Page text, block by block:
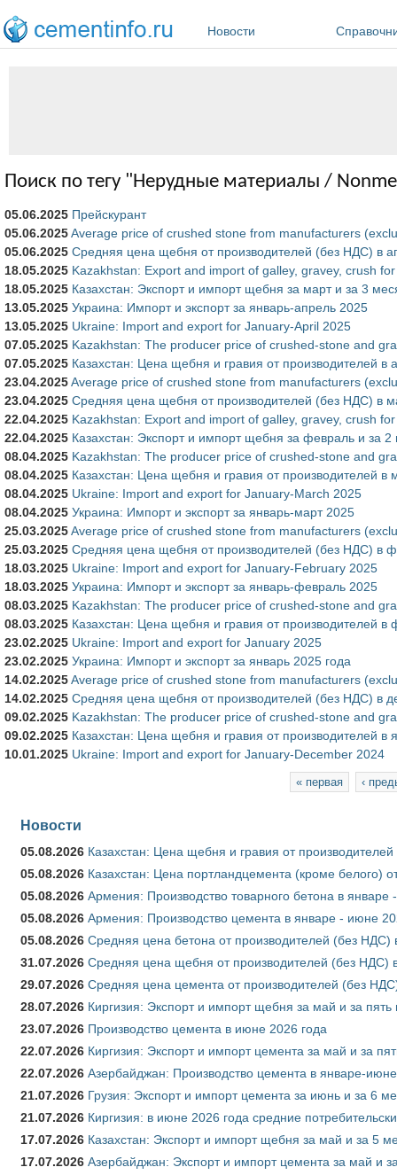
Новости
Поиск по тегу "Нерудные материалы /
05.06.2025 Прейскурант
05.06.2025Average price of crushed stone from manufacturers
05.06.2025 Средняя цена щебня от производителей (без НДС) в
18.05.2025 Kazakhstan: Export and import of galley, gravey, crush
18.05.2025 Казахстан: Экспорт и импорт щебня за март и за 3
13.05.2025 Украина: Импорт и экспорт за январь-апрель 2025
13.05.2025 Ukraine: Import and export for January-April 2025
07.05.2025 Kazakhstan: The producer price of crushed-stone and
07.05.2025 Казахстан: Цена щебня и гравия от производителей в
23.04.2025Average price of crushed stone from manufacturers
23.04.2025 Средняя цена щебня от производителей (без НДС) в
22.04.2025 Kazakhstan: Export and import of galley, gravey, crush
22.04.2025 Казахстан: Экспорт и импорт щебня за февраль и за
08.04.2025 Kazakhstan: The producer price of crushed-stone and
08.04.2025 Казахстан: Цена щебня и гравия от производителей в
08.04.2025 Ukraine: Import and export for January-March 2025
08.04.2025 Украина: Импорт и экспорт за январь-март 2025
25.03.2025Average price of crushed stone from manufacturers
25.03.2025 Средняя цена щебня от производителей (без НДС) в
18.03.2025 Ukraine: Import and export for January-February 2025
18.03.2025 Украина: Импорт и экспорт за январь-февраль 2025
08.03.2025 Kazakhstan: The producer price of crushed-stone and
08.03.2025 Казахстан: Цена щебня и гравия от производителей в
23.02.2025 Ukraine: Import and export for January 2025
23.02.2025 Украина: Импорт и экспорт за январь 2025 года
14.02.2025Average price of crushed stone from manufacturers
14.02.2025 Средняя цена щебня от производителей (без НДС) в
09.02.2025 Kazakhstan: The producer price of crushed-stone and
09.02.2025 Казахстан: Цена щебня и гравия от производителей в
10.01.2025 Ukraine: Import and export for January-December 2024
« первая ‹
Новости
05.08.2026 Казахстан: Цена щебня и гравия от
05.08.2026 Казахстан: Цена портландцемента (кроме белого)
05.08.2026 Армения: Производство товарного бетона в январе
05.08.2026 Армения: Производство цемента в январе - июне
05.08.2026 Средняя цена бетона от производителей (без НДС)
31.07.2026 Средняя цена щебня от производителей (без НДС)
29.07.2026 Средняя цена цемента от производителей (без
28.07.2026 Киргизия: Экспорт и импорт щебня за май и за
23.07.2026 Производство цемента в июне 2026 года
22.07.2026 Киргизия: Экспорт и импорт цемента за май и за
22.07.2026 Азербайджан: Производство цемента в январе-
21.07.2026 Грузия: Экспорт и импорт цемента за июнь и за 6
21.07.2026 Киргизия: в июне 2026 года средние
17.07.2026 Казахстан: Экспорт и импорт щебня за май и за 5
17.07.2026 Азербайджан: Экспорт и импорт цемента за май и